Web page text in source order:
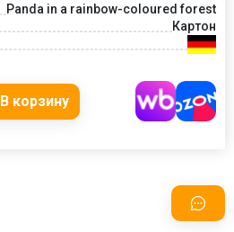
Panda in a rainbow-coloured forest
Картон
В корзину